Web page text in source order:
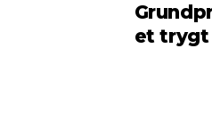
et trygt